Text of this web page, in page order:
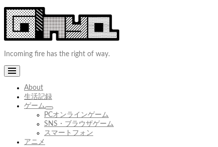
コ
ン
テ
ン
へ
ス
キ
Incoming fire has the right of way.
About
生活記録
ゲーム
サ
ブ
メ
PCオンラインゲーム
SNS・ブラウザゲーム
スマートフォン
アニメ